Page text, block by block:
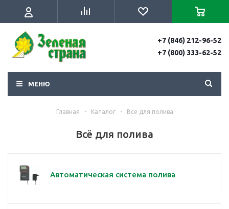
+7 (846) 212-96-52
+7 (800) 333-62-52
МЕНЮ
Главная - Каталог - Всё для полива
Всё для полива
Автоматическая система полива